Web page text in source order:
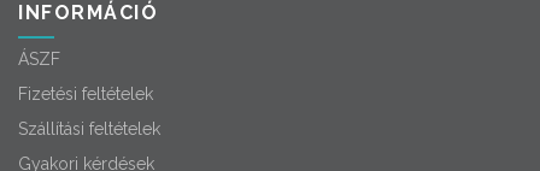
INFORMÁCIÓ
ÁSZF
Fizetési feltételek
Szállítási feltételek
Gyakori kérdések